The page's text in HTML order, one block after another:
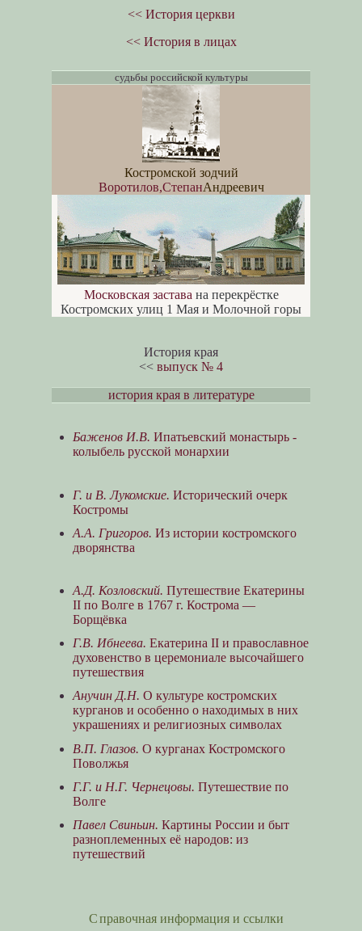
<< История церкви
<< История в лицах
судьбы российской культуры
Костромской зодчий
Воротилов,СтепанАндреевич
Московская застава на перекрёстке
Костромских улиц 1 Мая и Молочной горы
История края
<< выпуск № 4
история края в литературе
Баженов И.В. Ипатьевский монастырь -
колыбель русской монархии
Г. и В. Лукомские. Исторический очерк
Костромы
А.А. Григоров. Из истории костромского
дворянства
А.Д. Козловский. Путешествие Екатерины
II по Волге в 1767 г. Кострома —
Борщёвка
Г.В. Ибнеева. Екатерина II и православное
духовенство в церемониале высочайшего
путешествия
Анучин Д.Н. О культуре костромских
курганов и особенно о находимых в них
украшениях и религиозных символах
В.П. Глазов. О курганах Костромского
Поволжья
Г.Г. и Н.Г. Чернецовы. Путешествие по
Волге
Павел Свиньин. Картины России и быт
разноплеменных её народов: из
путешествий
Справочная информация и ссылки